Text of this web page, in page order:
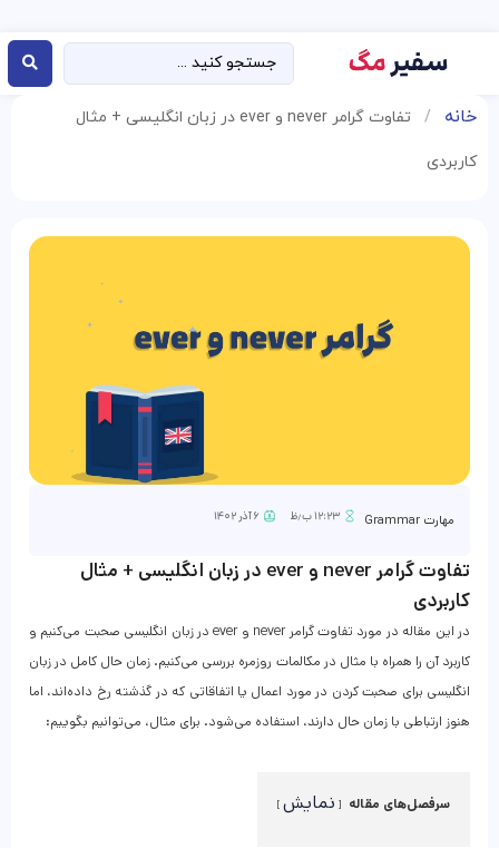
خانه / تفاوت گرامر never و ever در زبان انگلیسی + مثال
کاربردی
مهارت Grammar ۱۲:۲۳ ب٫ظ ۶ آذر ۱۴۰۲
تفاوت گرامر never و ever در زبان انگلیسی + مثال
کاربردی
در این مقاله در مورد تفاوت گرامر never و ever در زبان انگلیسی صحبت می‌کنیم و
کاربرد آن را همراه با مثال در مکالمات روزمره بررسی می‌کنیم. زمان حال کامل در زبان
انگلیسی برای صحبت کردن در مورد اعمال یا اتفاقاتی که در گذشته رخ داده‌اند، اما
هنوز ارتباطی با زمان حال دارند، استفاده می‌شود. برای مثال، می‌توانیم بگوییم:
سرفصل‌های مقاله نمایش